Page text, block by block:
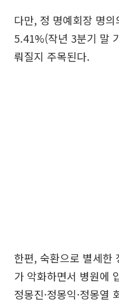
다만, 정 명예회장 명
5.41%(작년 3분기 말
뤄질지 주목된다.
한편, 숙환으로 별세한
가 악화하면서 병원에
정몽진·정몽익·정몽열